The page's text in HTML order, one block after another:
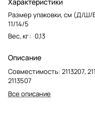
Размер упаковки, см (Д/Ш/
11/14/5
Вес, кг: 0,13
Описание
Совместимость: 2113207,
2113507
Все описание